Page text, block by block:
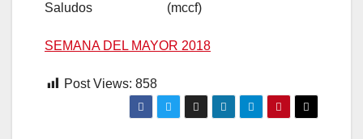
Saludos (mccf)
SEMANA DEL MAYOR 2018
Post Views: 858